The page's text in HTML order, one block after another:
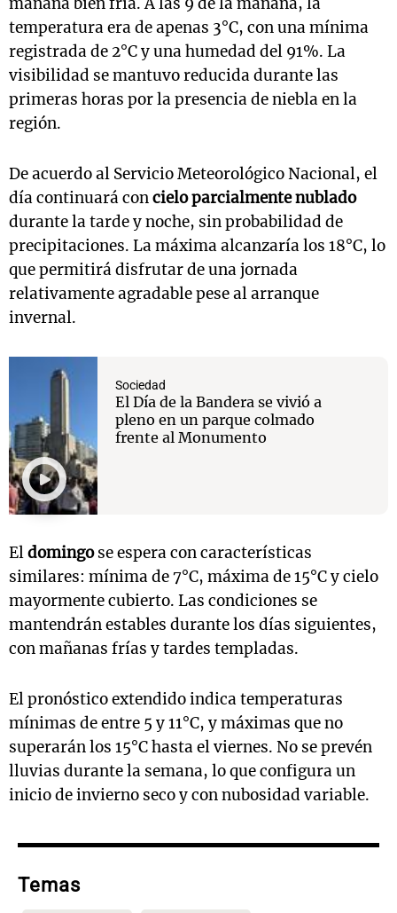
temperatura era de apenas 3°C, con una mínima
registrada de 2°C y una humedad del 91%. La
visibilidad se mantuvo reducida durante las
primeras horas por la presencia de niebla en la
región.
De acuerdo al Servicio Meteorológico Nacional, el
día continuará concielo parcialmente nublado
durante la tarde y noche, sin probabilidad de
precipitaciones. La máxima alcanzaría los 18°C, lo
que permitirá disfrutar de una jornada
relativamente agradable pese al arranque
invernal.
Sociedad
El Día de la Bandera se vivió a
pleno en un parque colmado
frente al Monumento
Eldomingose espera con características
similares: mínima de 7°C, máxima de 15°C y cielo
mayormente cubierto. Las condiciones se
mantendrán estables durante los días siguientes,
con mañanas frías y tardes templadas.
El pronóstico extendido indica temperaturas
mínimas de entre 5 y 11°C, y máximas que no
superarán los 15°C hasta el viernes. No se prevén
lluvias durante la semana, lo que configura un
inicio de invierno seco y con nubosidad variable.
Temas